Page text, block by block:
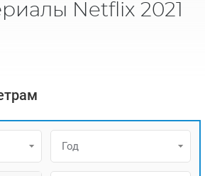
Netflix 2021
Год